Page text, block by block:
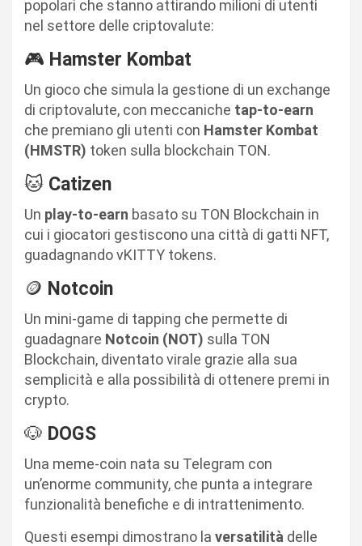
popolari che stanno attirando milioni di utenti
nel settore delle criptovalute:
🎮 Hamster Kombat
Un gioco che simula la gestione di un exchange
di criptovalute, con meccaniche tap-to-earn
che premiano gli utenti con Hamster Kombat
(HMSTR) token sulla blockchain TON.
🐱 Catizen
Un play-to-earn basato su TON Blockchain in
cui i giocatori gestiscono una città di gatti NFT,
guadagnando vKITTY tokens.
🪙 Notcoin
Un mini-game di tapping che permette di
guadagnare Notcoin (NOT) sulla TON
Blockchain, diventato virale grazie alla sua
semplicità e alla possibilità di ottenere premi in
crypto.
🐶 DOGS
Una meme-coin nata su Telegram con
un’enorme community, che punta a integrare
funzionalità benefiche e di intrattenimento.
Questi esempi dimostrano la versatilità delle